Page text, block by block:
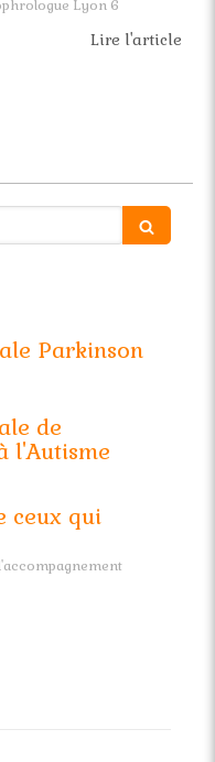
Lyon 6
Lire l'article
Parkinson
de
l'Autisme
ceux qui